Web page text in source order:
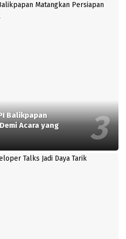
Balikpapan
Acara yang